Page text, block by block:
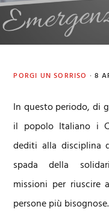
PORGI UN SORRISO · 8
In questo periodo, di
il popolo Italiano i
dediti alla disciplina
spada della
missioni per riuscire
persone più bisognose.